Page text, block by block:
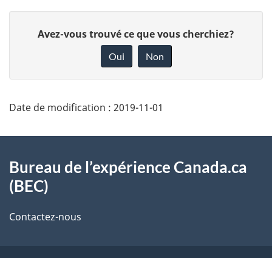
a
i
d
e
e
o
t
e
Avez-vous trouvé ce que vous cherchiez?
Oui Non
Date de modification : 2019-11-01
propos
de
ce
Bureau de l’expérience Canada.ca
(BEC)
Contactez-nous